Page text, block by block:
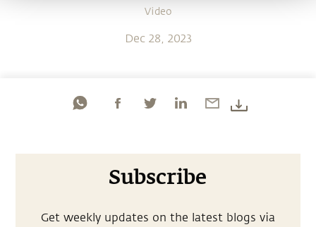
Video
Dec 28, 2023
Subscribe
Get weekly updates on the latest blogs via